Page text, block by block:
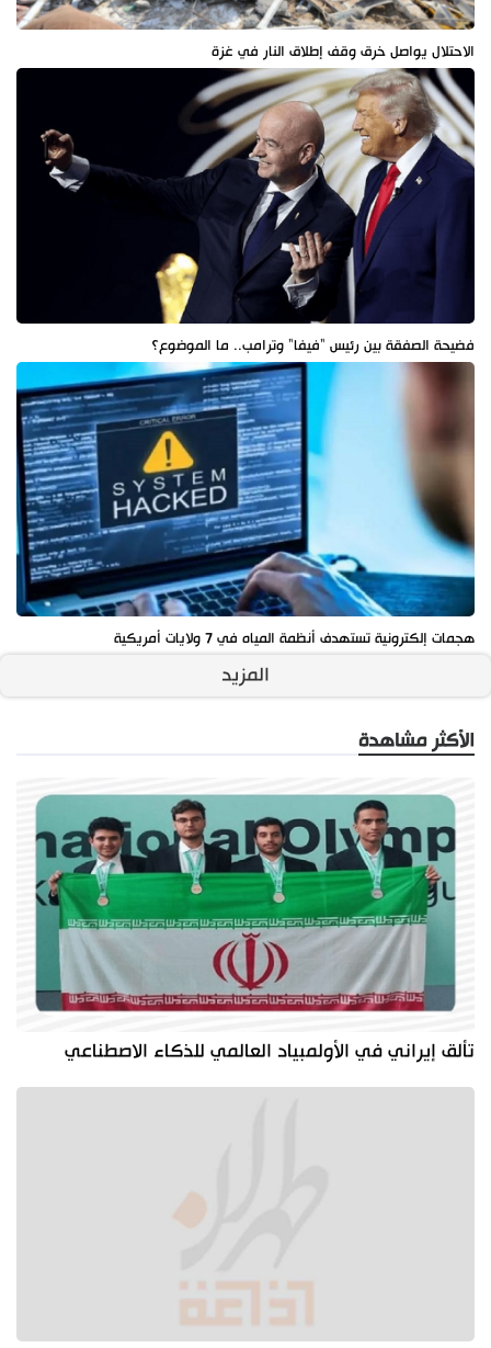
الاحتلال يواصل خرق وقف إطلاق النار في غزة
فضيحة الصفقة بين رئيس "فيفا" وترامب.. ما الموضوع؟
هجمات إلكترونية تستهدف أنظمة المياه في 7 ولايات أمريكية
المزيد
الأكثر مشاهدة
تألق إيراني في الأولمبياد العالمي للذكاء الاصطناعي